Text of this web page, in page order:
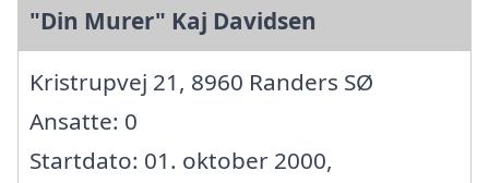
"Din Murer" Kaj Davidsen
Kristrupvej 21, 8960 Randers SØ
Ansatte: 0
Startdato: 01. oktober 2000,